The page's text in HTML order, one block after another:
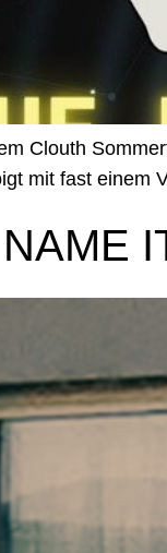
Clouth
mit fast einem